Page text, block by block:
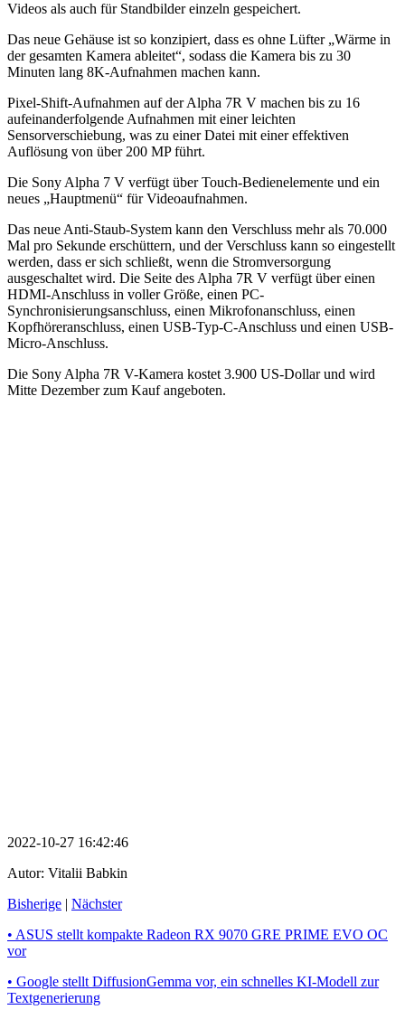
Videos als auch für Standbilder einzeln gespeichert.
Das neue Gehäuse ist so konzipiert, dass es ohne Lüfter „Wärme in
der gesamten Kamera ableitet“, sodass die Kamera bis zu 30
Minuten lang 8K-Aufnahmen machen kann.
Pixel-Shift-Aufnahmen auf der Alpha 7R V machen bis zu 16
aufeinanderfolgende Aufnahmen mit einer leichten
Sensorverschiebung, was zu einer Datei mit einer effektiven
Auflösung von über 200 MP führt.
Die Sony Alpha 7 V verfügt über Touch-Bedienelemente und ein
neues „Hauptmenü“ für Videoaufnahmen.
Das neue Anti-Staub-System kann den Verschluss mehr als 70.000
Mal pro Sekunde erschüttern, und der Verschluss kann so eingestellt
werden, dass er sich schließt, wenn die Stromversorgung
ausgeschaltet wird. Die Seite des Alpha 7R V verfügt über einen
HDMI-Anschluss in voller Größe, einen PC-
Synchronisierungsanschluss, einen Mikrofonanschluss, einen
Kopfhöreranschluss, einen USB-Typ-C-Anschluss und einen USB-
Micro-Anschluss.
Die Sony Alpha 7R V-Kamera kostet 3.900 US-Dollar und wird
Mitte Dezember zum Kauf angeboten.
2022-10-27 16:42:46
Autor: Vitalii Babkin
Bisherige | Nächster
• ASUS stellt kompakte Radeon RX 9070 GRE PRIME EVO OC
vor
• Google stellt DiffusionGemma vor, ein schnelles KI-Modell zur
Textgenerierung